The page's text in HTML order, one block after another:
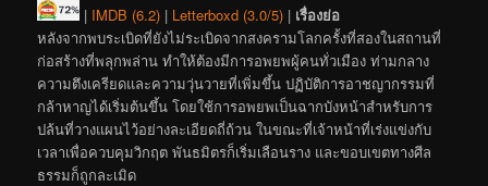
| IMDB (6.2) | Letterboxd (3.0/5) | เรื่องย่อ
หลังจากพบระเบิดที่ยังไม่ระเบิดจากสงครามโลกครั้งที่สองในสถานที่
ก่อสร้างที่พลุกพล่าน ทำให้ต้องมีการอพยพผู้คนทั่วเมือง ท่ามกลาง
ความตึงเครียดและความวุ่นวายที่เพิ่มขึ้น ปฏิบัติการอาชญากรรมที่
กล้าหาญได้เริ่มต้นขึ้น โดยใช้การอพยพเป็นฉากบังหน้าสำหรับการ
ปล้นที่วางแผนไว้อย่างละเอียดถี่ถ้วน ในขณะที่เจ้าหน้าที่เร่งแข่งกับ
เวลาเพื่อควบคุมวิกฤต พันธมิตรก็เริ่มเลือนราง และขอบเขตทางศีล
ธรรมก็ถูกละเมิด